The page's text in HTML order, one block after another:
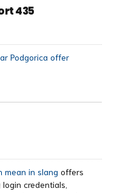
435
Podgorica offer
mean in slang offers
credentials,